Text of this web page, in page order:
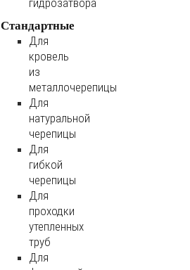
гидрозатвора
Стандартные
Для
кровель
из
металлочерепицы
Для
натуральной
черепицы
Для
гибкой
черепицы
Для
проходки
утепленных
труб
Для